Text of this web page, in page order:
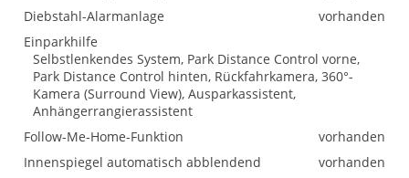
Diebstahl-Alarmanlage
vorhanden
Einparkhilfe
Selbstlenkendes System, Park Distance Control vorne,
Park Distance Control hinten, Rückfahrkamera, 360°-
Kamera (Surround View), Ausparkassistent,
Anhängerrangierassistent
Follow-Me-Home-Funktion
vorhanden
Innenspiegel automatisch abblendend
vorhanden